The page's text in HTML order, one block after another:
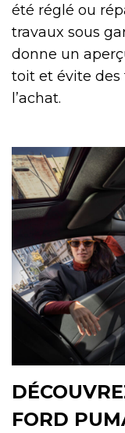
été réglé ou
travaux sous
donne un
toit et évite des
l’achat.
FORD